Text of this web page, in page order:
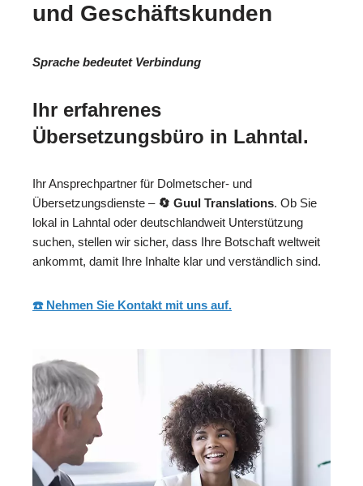
und Geschäftskunden
Sprache bedeutet Verbindung
Ihr erfahrenes
Übersetzungsbüro in Lahntal.
Ihr Ansprechpartner für Dolmetscher- und
Übersetzungsdienste – 🔄 Guul Translations. Ob Sie
lokal in Lahntal oder deutschlandweit Unterstützung
suchen, stellen wir sicher, dass Ihre Botschaft weltweit
ankommt, damit Ihre Inhalte klar und verständlich sind.
☎️ Nehmen Sie Kontakt mit uns auf.